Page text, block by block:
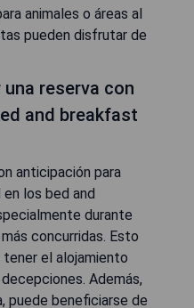
animales o áreas al
pueden disfrutar de
reserva con
and breakfast
anticipación para
los bed and
durante
concurridas. Esto
el alojamiento
Además,
puede beneficiarse de